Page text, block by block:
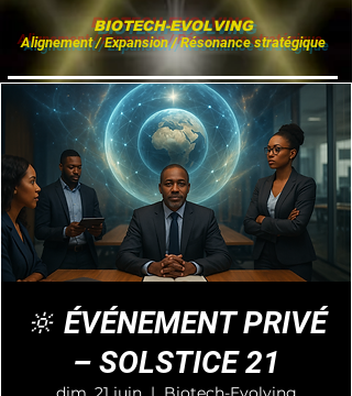
BIOTECH-EVOLVING
Alignement / Expansion / Résonance stratégique
🔆 ÉVÉNEMENT PRIVÉ
– SOLSTICE 21